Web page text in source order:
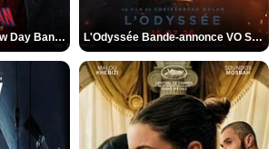
Spider-Man: Brand New Day Bande-annonce VO STFR L'Odyssée Bande-annonce VO STFR